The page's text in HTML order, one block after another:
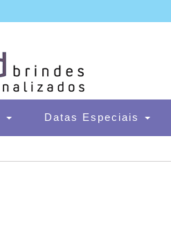
Datas Especiais